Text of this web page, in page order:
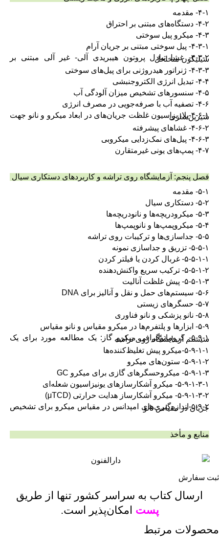
۴-۱- مقدمه
۴-۲- دستگاه‌های مبتنی بر احتراق
۴-۳- میکرو پیل سوختی
۴-۳-۱- پیل سوختی مبتنی بر جریان آرام
۴-۳-۲- غشا تبادل پروتون هیبریدی آلی- غیر آلی مبتنی بر
سیلیکون متخلخل
۴-۳-۳- ژنراتور هیدروژنی برای پیل‌های سوختی
۴-۴- تبدیل انرژی الکتروجنبشی
۴-۵- سنسورهای تشخیص میزان آلودگی آب
۴-۶- تصفیه آب با صرفه‌جویی در مصرف انرژی
۴-۶-۱-پلاریزاسیون غلظت جریان‌های در ابعاد میکرو و نانو جهت
شیرین‌سازی
۴-۶-۲- غشاهای پیشرفته
۴-۶-۳- پیل‌های نمک‌زدایی میکروبی
۴-۷- پمپ‌های یونی غیر‌متقارن
فصل پنجم: آزمایشگاه روی تراشه و کاربردهای دستکاری سیال
۵-۱- مقدمه
۵-۲- دستکاری سیال
۵-۳- میکرودریچه‌ها و نانودریچه‌ها
۵-۴- میکروپمپ‌ها و نانوپمپ‌ها
۵-۵- جداسازی‌ها و ترکیبات روی تراشه
۵-۵-۱- تزریق و جداسازی نمونه
۵-۵-۱-۱- غربال کردن یا فیلتر کردن
۵-۵-۱-۲- ترکیب سریع واکنش‌دهنده
۵-۵-۱-۳- پیش غلظت آنالیت
۵-۶- سیستم‌های حمل و نقل و آنالیز برای DNA
۵-۷- حسگرهای زیستی
۵-۸- نانو پزشکی و نانو فناوری
۵-۹- ابزارها و پلتفرم‌ها در میکرو مقیاس و نانو مقیاس
۵-۹-۱- کروماتوگرافی میکرو گاز: یک مطالعه مورد برای یک
سیستم آزمایشگاه روی تراشه
۵-۹-۱-۱-میکرو پیش تغلیظ‌کننده‌ها
۵-۹-۱-۲- ستون‌های میکرو
۵-۹-۱-۳- میکروحسگرهای گازی برای میکرو GC
۵-۹-۱-۳-۱- میکرو آشکارسازهای یونیزاسیون شعله‌ای
۵-۹-۱-۳-۲- میکرو آشکارساز هدایت حرارتی (μTCD)
۵-۹-۲-اندازه‌گیری‌های امپدانس در مقیاس میکرو برای تشخیص
جریان در مقیاس نانو
منابع و مأخذ
ثبت سفارش
ارسال کتاب به سراسر کشور تنها از طریق
پست امکان‌پذیر است.
محصولات مرتبط